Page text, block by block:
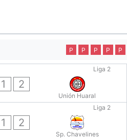
P P P P P
Liga 2
1 2
Unión Huaral
Liga 2
1 2
Sp. Chavelines